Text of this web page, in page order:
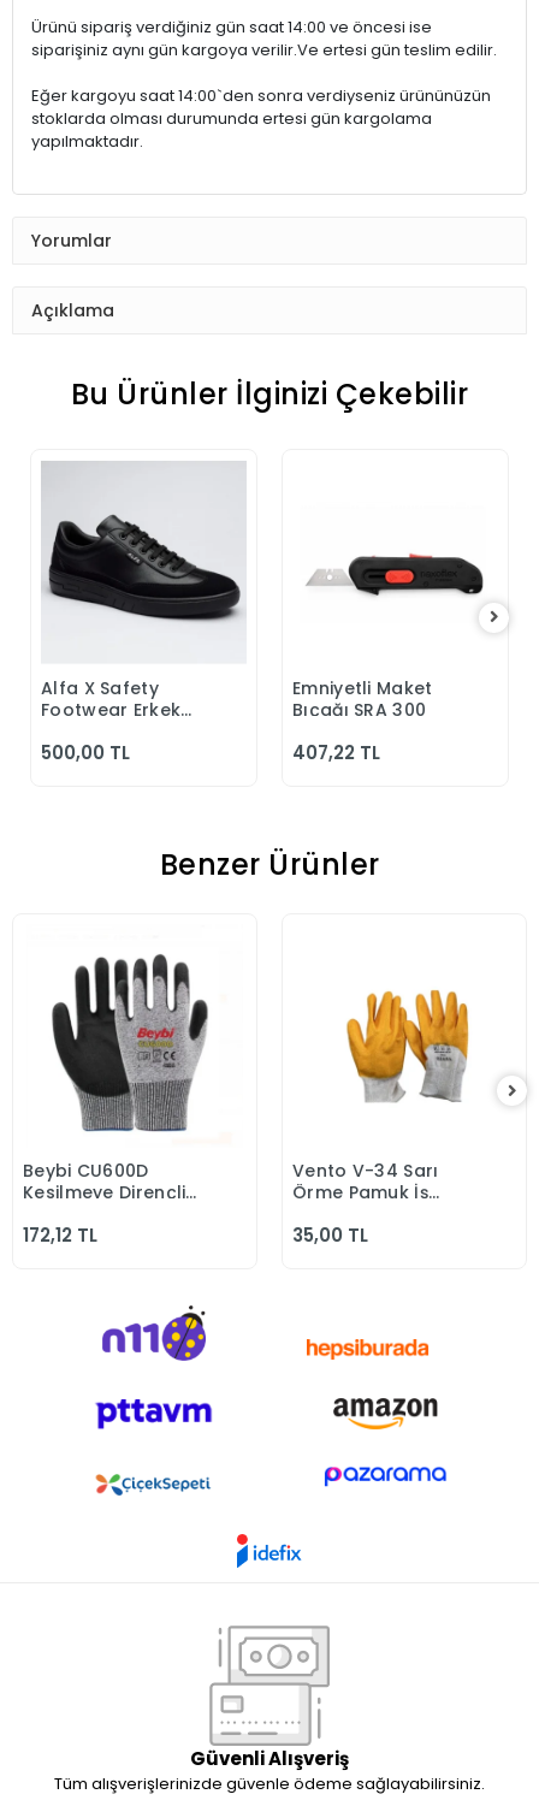
Ürünü sipariş verdiğiniz gün saat 14:00 ve öncesi ise
siparişiniz aynı gün kargoya verilir.Ve ertesi gün teslim edilir.
Eğer kargoyu saat 14:00`den sonra verdiyseniz ürününüzün
stoklarda olması durumunda ertesi gün kargolama
yapılmaktadır.
Yorumlar
Açıklama
Bu Ürünler İlginizi Çekebilir
Sepete Ekle
Alfa X Safety
Footwear Erkek
Klasik Ayakkabı
500,00 TL
Sepete Ekle
Emniyetli Maket
Bıçağı SRA 300
407,22 TL
Benzer Ürünler
Sepete Ekle
Beybi CU600D
Kesilmeye Dirençli
172,12 TL
Sepete Ekle
Vento V-34 Sarı
Örme Pamuk İş
35,00 TL
Güvenli Alışveriş
Tüm alışverişlerinizde güvenle ödeme sağlayabilirsiniz.